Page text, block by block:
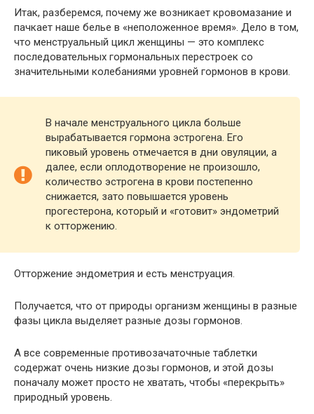
Итак, разберемся, почему же возникает кровомазание и
пачкает наше белье в «неположенное время». Дело в том,
что менструальный цикл женщины — это комплекс
последовательных гормональных перестроек со
значительными колебаниями уровней гормонов в крови.
В начале менструального цикла больше
вырабатывается гормона эстрогена. Его
пиковый уровень отмечается в дни овуляции, а
далее, если оплодотворение не произошло,
количество эстрогена в крови постепенно
снижается, зато повышается уровень
прогестерона, который и «готовит» эндометрий
к отторжению.
Отторжение эндометрия и есть менструация.
Получается, что от природы организм женщины в разные
фазы цикла выделяет разные дозы гормонов.
А все современные противозачаточные таблетки
содержат очень низкие дозы гормонов, и этой дозы
поначалу может просто не хватать, чтобы «перекрыть»
природный уровень.